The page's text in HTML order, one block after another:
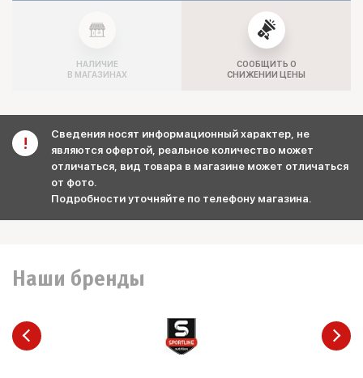
НАЛИЧИЕ
В МАГАЗИНАХ
СООБЩИТЬ О
СНИЖЕНИИ ЦЕНЫ
Сведения носят информационный характер, не
являются офертой, реальное количество может
отличаться, вид товара в магазине может отличаться
от фото.
Подробности уточняйте по телефону магазина.
Наши бренды